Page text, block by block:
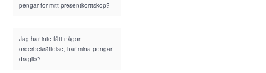
pengar för mitt presentkorttsköp?
Jag har inte fått någon
orderbekräftelse, har mina pengar
dragits?